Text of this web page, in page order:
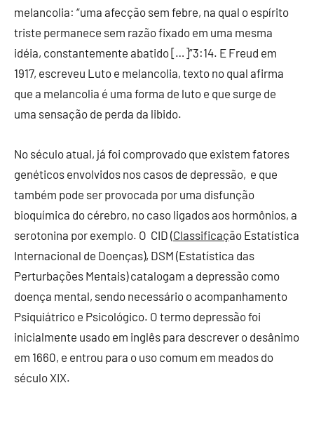
melancolia: “uma afecção sem febre, na qual o espírito
triste permanece sem razão fixado em uma mesma
idéia, constantemente abatido […]”3:14. E Freud em
1917, escreveu Luto e melancolia, texto no qual afirma
que a melancolia é uma forma de luto e que surge de
uma sensação de perda da libido.
No século atual, já foi comprovado que existem fatores
genéticos envolvidos nos casos de depressão, e que
também pode ser provocada por uma disfunção
bioquímica do cérebro, no caso ligados aos hormônios, a
serotonina por exemplo. O CID (Classificação Estatística
Internacional de Doenças), DSM (Estatística das
Perturbações Mentais) catalogam a depressão como
doença mental, sendo necessário o acompanhamento
Psiquiátrico e Psicológico. O termo depressão foi
inicialmente usado em inglês para descrever o desânimo
em 1660, e entrou para o uso comum em meados do
século XIX.